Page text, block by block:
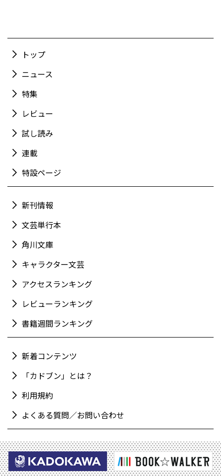
トップ
ニュース
特集
レビュー
試し読み
連載
特設ページ
新刊情報
文芸単行本
角川文庫
キャラクター文芸
アクセスランキング
レビューランキング
書籍週間ランキング
新着コンテンツ
「カドブン」とは？
利用規約
よくある質問／お問い合わせ